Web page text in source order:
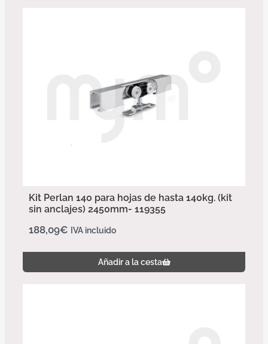
Kit Perlan 140 para hojas de hasta 140kg. (kit
sin anclajes) 2450mm- 119355
188,09€ IVA incluido
Añadir a la cesta